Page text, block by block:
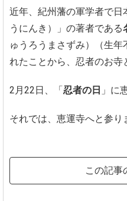
近年、紀州藩の軍学者で日
うにんき）」の著者である
ゅうろうまさずみ）（生
れたことから、忍者のお寺
2月22日、「忍者の日 」に
それでは、恵運寺へと参り
この記事